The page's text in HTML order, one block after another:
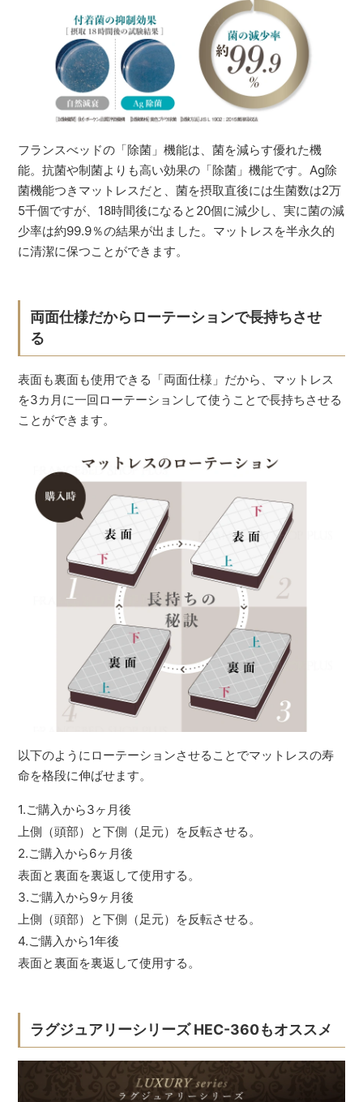
フランスべッドの「除菌」機能は、菌を減らす優れた機
能。抗菌や制菌よりも高い効果の「除菌」機能です。Ag除
菌機能つきマットレスだと、菌を摂取直後には生菌数は2万
5千個ですが、18時間後になると20個に減少し、実に菌の減
少率は約99.9％の結果が出ました。マットレスを半永久的
に清潔に保つことができます。
両面仕様だからローテーションで長持ちさせ
る
表面も裏面も使用できる「両面仕様」だから、マットレス
を3カ月に一回ローテーションして使うことで長持ちさせる
ことができます。
以下のようにローテーションさせることでマットレスの寿
命を格段に伸ばせます。
1.ご購入から3ヶ月後
上側（頭部）と下側（足元）を反転させる。
2.ご購入から6ヶ月後
表面と裏面を裏返して使用する。
3.ご購入から9ヶ月後
上側（頭部）と下側（足元）を反転させる。
4.ご購入から1年後
表面と裏面を裏返して使用する。
ラグジュアリーシリーズ HEC-360もオススメ